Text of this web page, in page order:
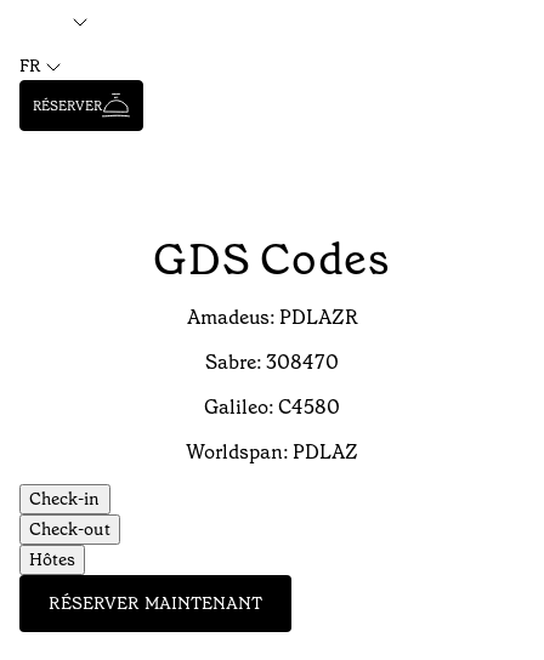
FR
RÉSERVER
GDS Codes
Amadeus: PDLAZR
Sabre: 308470
Galileo: C4580
Worldspan: PDLAZ
Check-in
Check-out
Hôtes
RÉSERVER MAINTENANT